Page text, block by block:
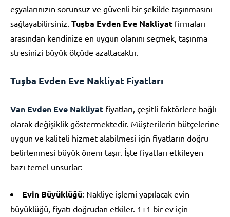
eşyalarınızın sorunsuz ve güvenli bir şekilde taşınmasını
sağlayabilirsiniz. Tuşba Evden Eve Nakliyat firmaları
arasından kendinize en uygun olanını seçmek, taşınma
stresinizi büyük ölçüde azaltacaktır.
Tuşba Evden Eve Nakliyat Fiyatları
Van Evden Eve Nakliyat fiyatları, çeşitli faktörlere bağlı
olarak değişiklik göstermektedir. Müşterilerin bütçelerine
uygun ve kaliteli hizmet alabilmesi için fiyatların doğru
belirlenmesi büyük önem taşır. İşte fiyatları etkileyen
bazı temel unsurlar:
Evin Büyüklüğü: Nakliye işlemi yapılacak evin
büyüklüğü, fiyatı doğrudan etkiler. 1+1 bir ev için